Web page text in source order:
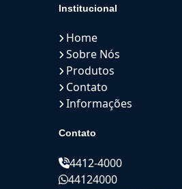
Institucional
Home
Sobre Nós
Produtos
Contato
Informações
Contato
4412-4000
44124000